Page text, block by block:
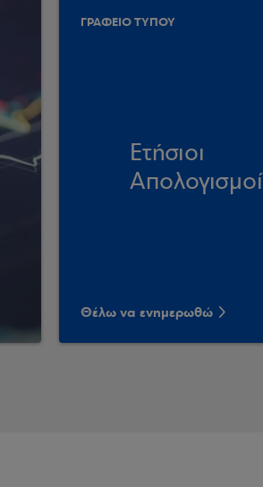
ΓΡΑΦΕΙΟ ΤΥΠΟΥ
Ετήσιοι
Απολογισμοί
Θέλω να ενημερωθώ